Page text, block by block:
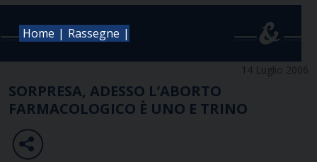
Home | Rassegne |
14 Luglio 2006
SORPRESA, ADESSO L’ABORTO
FARMACOLOGICO È UNO E TRINO